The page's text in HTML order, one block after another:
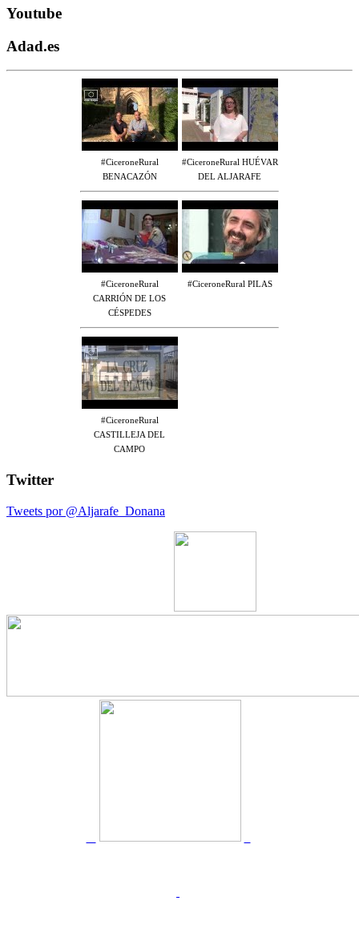
Youtube
Adad.es
#CiceroneRural
BENACAZÓN
#CiceroneRural HUÉVAR
DEL ALJARAFE
#CiceroneRural
CARRIÓN DE LOS
CÉSPEDES
#CiceroneRural PILAS
#CiceroneRural
CASTILLEJA DEL
CAMPO
Twitter
Tweets por @Aljarafe_Donana